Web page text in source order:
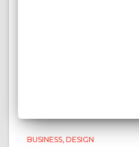
BUSINESS DESIGN